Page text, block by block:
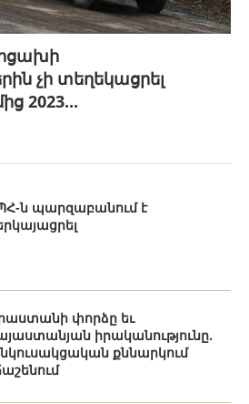
չի տեղեկացրել
2023...
ն պարզաբանում է
փորձը եւ
իրականությունը.
քննարկում